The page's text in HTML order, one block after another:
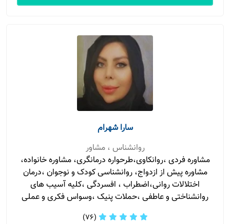
سارا شهرام
روانشناس ، مشاور
مشاوره فردی ،روانکاوی،طرحواره درمانگری، مشاوره خانواده،
مشاوره پیش از ازدواج، روانشناسی کودک و نوجوان ،درمان
اختلالات روانی،اضطراب ، افسردگی ،کلیه آسیب های
روانشناختی و عاطفی ،حملات پنیک ،وسواس فکری و عملی
(76)